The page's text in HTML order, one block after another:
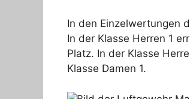
In den Einzelwertungen
In der Klasse Herren 1
Platz. In der Klasse
Klasse Damen 1.